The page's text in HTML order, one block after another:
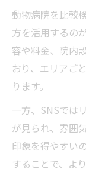
動物病院を比較
方を活用するの
容や料金、院内
おり、エリアご
ります。
一方、SNSでは
が見られ、雰囲
印象を得やすい
することで、よ